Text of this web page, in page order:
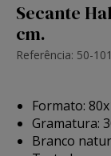
Secante
cm.
Referência: 50-
Formato:
Gramatura:
Branco